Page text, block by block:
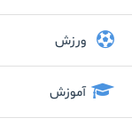
ورزش
آموزش